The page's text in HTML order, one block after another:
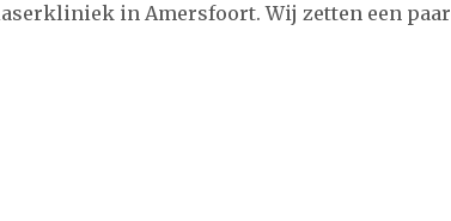
in Amersfoort. Wij zetten een paar